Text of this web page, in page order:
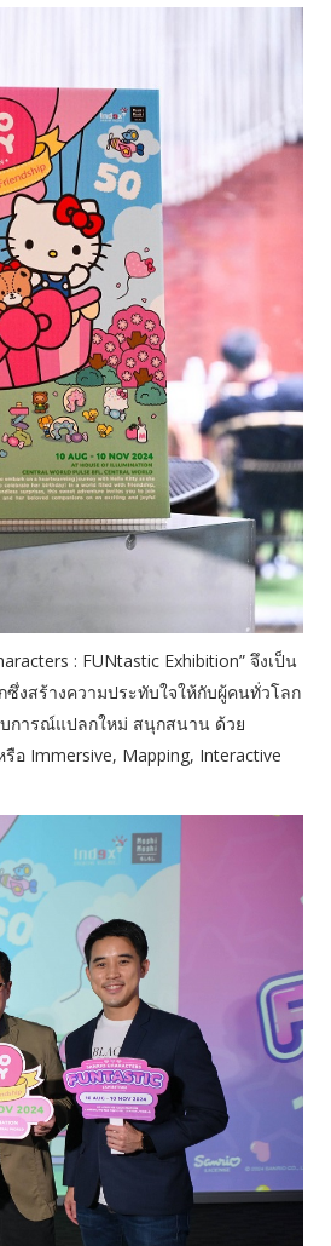
: FUNtastic Exhibition” จึงเป็น
ซึ่งสร้างความประทับใจให้กับผู้คนทั่วโลก
การณ์แปลกใหม่ สนุกสนาน ด้วย
อ Immersive, Mapping, Interactive